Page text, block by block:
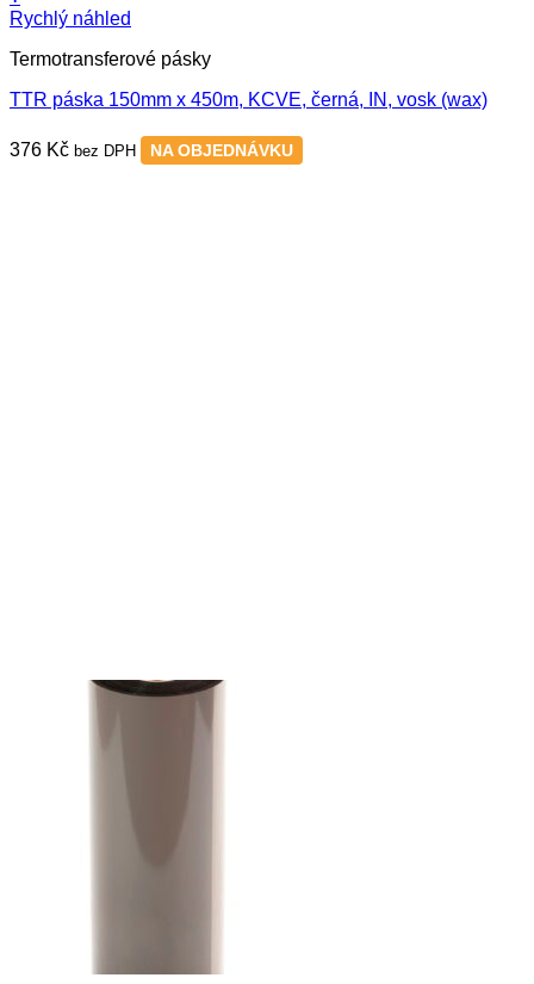
Rychlý náhled
Termotransferové pásky
TTR páska 150mm x 450m, KCVE, černá, IN, vosk (wax)
376 Kč bez DPH NA OBJEDNÁVKU